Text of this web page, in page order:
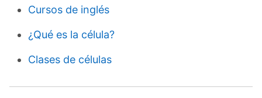
Cursos de inglés
¿Qué es la célula?
Clases de células